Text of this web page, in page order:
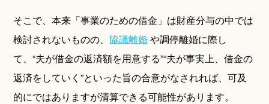
そこで、本来「事業のための借金」は財産分与の中では
検討されないものの、協議離婚や調停離婚に際し
て、“夫が借金の返済額を用意する”“夫が事実上、借金の
返済をしていく”といった旨の合意がなされれば、可及
的にではありますが清算できる可能性があります。